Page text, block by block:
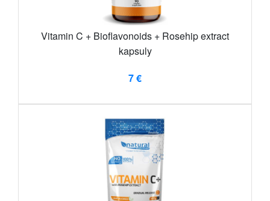
Vitamin C + Bioflavonoids + Rosehip extract
kapsuly
7 €